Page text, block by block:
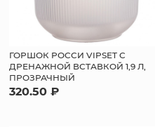
ГОРШОК РОССИ VIPSET С
ДРЕНАЖНОЙ ВСТАВКОЙ 1,9 Л,
ПРОЗРАЧНЫЙ
320.50 ₽